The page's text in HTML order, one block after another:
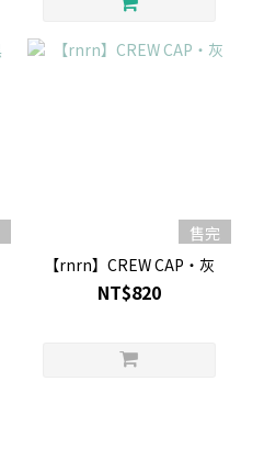
售完
【rnrn】CREW CAP・灰
NT$820